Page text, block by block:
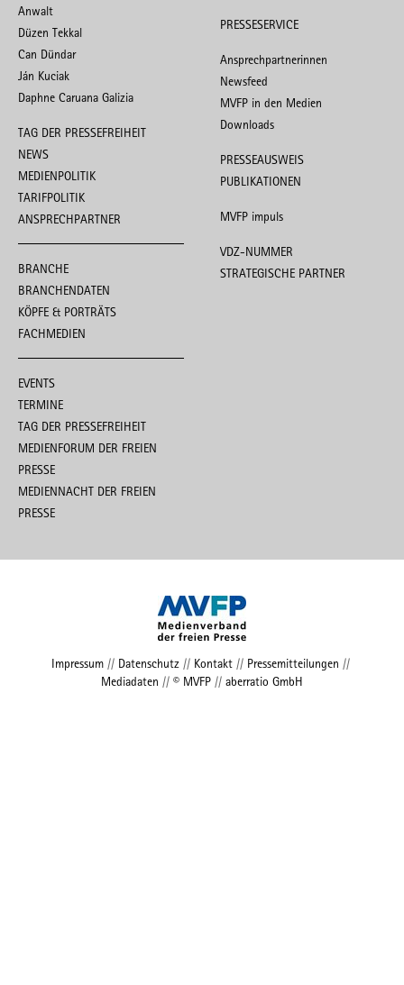
Anwalt
Düzen Tekkal
Can Dündar
Ján Kuciak
Daphne Caruana Galizia
TAG DER PRESSEFREIHEIT
NEWS
MEDIENPOLITIK
TARIFPOLITIK
ANSPRECHPARTNER
BRANCHE
BRANCHENDATEN
KÖPFE & PORTRÄTS
FACHMEDIEN
EVENTS
TERMINE
TAG DER PRESSEFREIHEIT
MEDIENFORUM DER FREIEN
PRESSE
MEDIENNACHT DER FREIEN
PRESSE
PRESSESERVICE
Ansprechpartnerinnen
Newsfeed
MVFP in den Medien
Downloads
PRESSEAUSWEIS
PUBLIKATIONEN
MVFP impuls
VDZ-NUMMER
STRATEGISCHE PARTNER
Impressum// Datenschutz// Kontakt// Pressemitteilungen //
Mediadaten // © MVFP // aberratio GmbH